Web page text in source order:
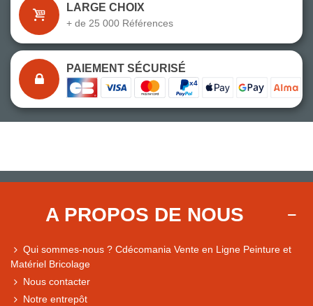
LARGE CHOIX
+ de 25 000 Références
PAIEMENT SÉCURISÉ
A PROPOS DE NOUS
Qui sommes-nous ? Cdécomania Vente en Ligne Peinture et
Matériel Bricolage
Nous contacter
Notre entrepôt